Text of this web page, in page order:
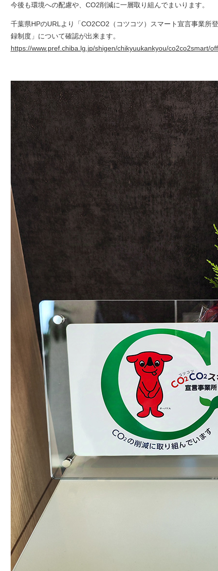
今後も環境への配慮や、CO2削減に一層取り組んでまいります。
千葉県HPのURLより「CO2CO2（コツコツ）スマート宣言事業所登
録制度」について確認が出来ます。
https://www.pref.chiba.lg.jp/shigen/chikyuukankyou/co2co2smart/